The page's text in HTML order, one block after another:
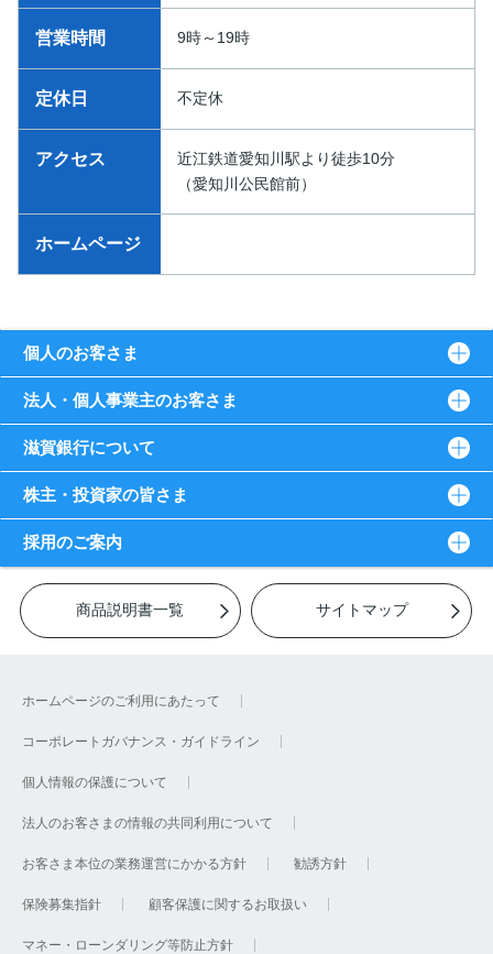
営業時間 9時～19時
定休日 不定休
アクセス
近江鉄道愛知川駅より徒歩10分
（愛知川公民館前）
ホームページ
個人のお客さま
法人・個人事業主のお客さま
滋賀銀行について
株主・投資家の皆さま
採用のご案内
商品説明書一覧 サイトマップ
ホームページのご利用にあたって
コーポレートガバナンス・ガイドライン
個人情報の保護について
法人のお客さまの情報の共同利用について
お客さま本位の業務運営にかかる方針 勧誘方針
保険募集指針 顧客保護に関するお取扱い
マネー・ローンダリング等防止方針